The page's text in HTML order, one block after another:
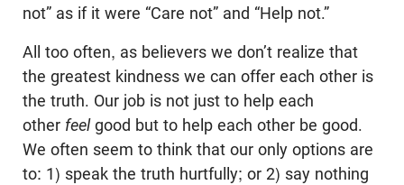
not” as if it were “Care not” and “Help not.”
All too often, as believers we don’t realize that
the greatest kindness we can offer each other is
the truth. Our job is not just to help each
other feelgood but to help each other be good.
We often seem to think that our only options are
to: 1) speak the truth hurtfully; or 2) say nothing